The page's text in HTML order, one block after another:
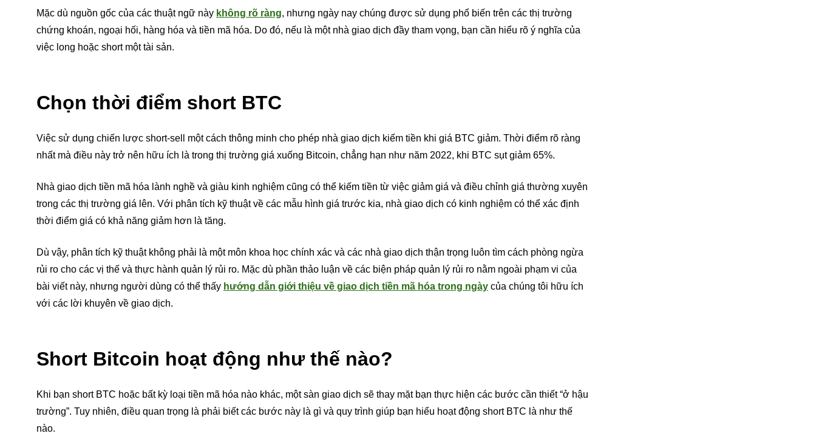
Mặc dù nguồn gốc của các thuật ngữ này không rõ ràng, nhưng ngày nay chúng được sử dụng phổ biến trên các thị trường
chứng khoán, ngoại hối, hàng hóa và tiền mã hóa. Do đó, nếu là một nhà giao dịch đầy tham vọng, bạn cần hiểu rõ ý nghĩa của
việc long hoặc short một tài sản.
Chọn thời điểm short BTC
Việc sử dụng chiến lược short-sell một cách thông minh cho phép nhà giao dịch kiếm tiền khi giá BTC giảm. Thời điểm rõ ràng
nhất mà điều này trở nên hữu ích là trong thị trường giá xuống Bitcoin, chẳng hạn như năm 2022, khi BTC sụt giảm 65%.
Nhà giao dịch tiền mã hóa lành nghề và giàu kinh nghiệm cũng có thể kiếm tiền từ việc giảm giá và điều chỉnh giá thường xuyên
trong các thị trường giá lên. Với phân tích kỹ thuật về các mẫu hình giá trước kia, nhà giao dịch có kinh nghiệm có thể xác định
thời điểm giá có khả năng giảm hơn là tăng.
Dù vậy, phân tích kỹ thuật không phải là một môn khoa học chính xác và các nhà giao dịch thận trọng luôn tìm cách phòng ngừa
rủi ro cho các vị thế và thực hành quản lý rủi ro. Mặc dù phần thảo luận về các biện pháp quản lý rủi ro nằm ngoài phạm vi của
bài viết này, nhưng người dùng có thể thấy hướng dẫn giới thiệu về giao dịch tiền mã hóa trong ngày của chúng tôi hữu ích
với các lời khuyên về giao dịch.
Short Bitcoin hoạt động như thế nào?
Khi bạn short BTC hoặc bất kỳ loại tiền mã hóa nào khác, một sàn giao dịch sẽ thay mặt bạn thực hiện các bước cần thiết “ở hậu
trường”. Tuy nhiên, điều quan trọng là phải biết các bước này là gì và quy trình giúp bạn hiểu hoạt động short BTC là như thế
nào.